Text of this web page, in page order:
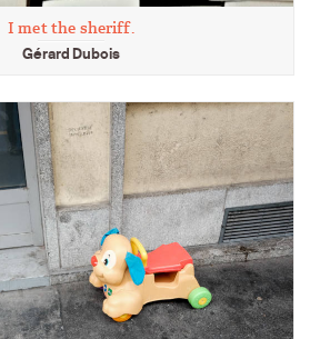
I met the sheriff.
Gérard Dubois